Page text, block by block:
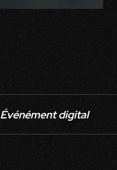
Événément digital